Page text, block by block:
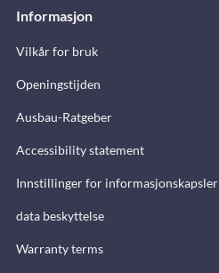
Informasjon
Vilkår for bruk
Openingstijden
Ausbau-Ratgeber
Accessibility statement
Innstillinger for informasjonskapsler
data beskyttelse
Warranty terms